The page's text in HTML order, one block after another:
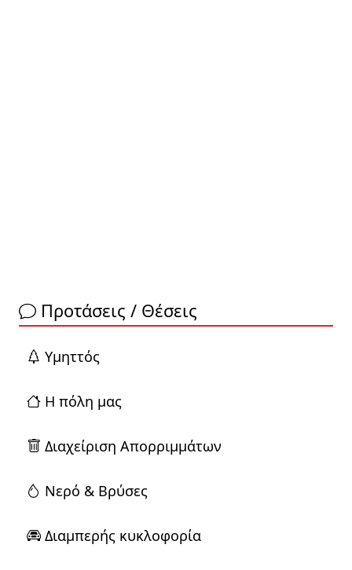
Προτάσεις / Θέσεις
Yμηττός
Η πόλη μας
Διαχείριση Απορριμμάτων
Νερό & Βρύσες
Διαμπερής κυκλοφορία